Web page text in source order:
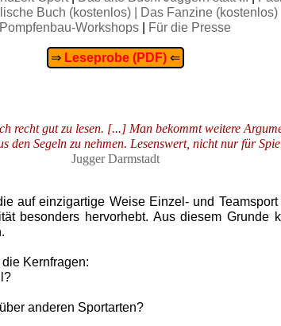
Buch (kostenlos) |
Das Fanzine (kostenlos)
Pompfenbau-Workshops
Für die Presse
⇒ Leseprobe (PDF)⇐
recht gut zu lesen. [...] Man bekommt weitere
den Segeln zu nehmen. Lesenswert, nicht nur für
Jugger Darmstadt
auf einzigartige Weise Einzel- und
besonders hervorhebt. Aus diesem Grunde
Kernfragen:
anderen Sportarten?